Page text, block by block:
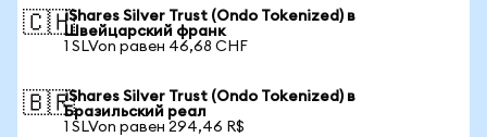
🇨🇭iShares Silver Trust (Ondo Tokenized) в
Швейцарский франк
1 SLVon равен 46,68 CHF
🇧🇷iShares Silver Trust (Ondo Tokenized) в
Бразильский реал
1 SLVon равен 294,46 R$